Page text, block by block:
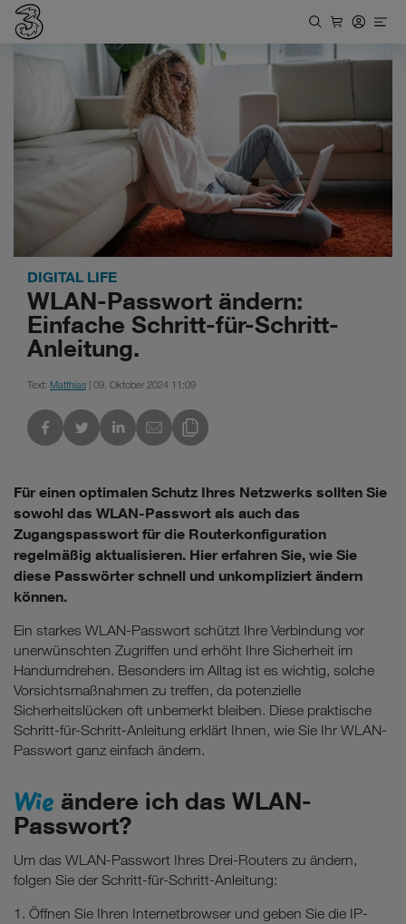
DIGITAL LIFE
WLAN-Passwort ändern:
Einfache Schritt-für-Schritt-
Anleitung.
Text: Matthias | 09. Oktober 2024 11:09
Link des Blogs kopieren
Für einen optimalen Schutz Ihres Netzwerks sollten Sie
sowohl das WLAN-Passwort als auch das
Zugangspasswort für die Routerkonfiguration
regelmäßig aktualisieren. Hier erfahren Sie, wie Sie
diese Passwörter schnell und unkompliziert ändern
können.
Ein starkes WLAN-Passwort schützt Ihre Verbindung vor
unerwünschten Zugriffen und erhöht Ihre Sicherheit im
Handumdrehen. Besonders im Alltag ist es wichtig, solche
Vorsichtsmaßnahmen zu treffen, da potenzielle
Sicherheitslücken oft unbemerkt bleiben. Diese praktische
Schritt-für-Schritt-Anleitung erklärt Ihnen, wie Sie Ihr WLAN-
Passwort ganz einfach ändern.
Wie ändere ich das WLAN-
Passwort?
Um das WLAN-Passwort Ihres Drei-Routers zu ändern,
folgen Sie der Schritt-für-Schritt-Anleitung:
1. Öffnen Sie Ihren Internetbrowser und geben Sie die IP-